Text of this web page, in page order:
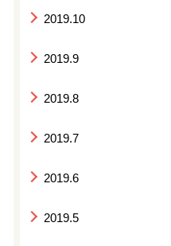
2019.10
2019.9
2019.8
2019.7
2019.6
2019.5